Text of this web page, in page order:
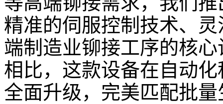
精准的伺服控制技术、
端制造业铆接工序的核
相比，这款设备在自动
全面升级，完美匹配批